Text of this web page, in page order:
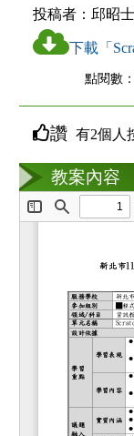
投稿者： 邱昭
下載「
點閱數
教案互
讚 有2個人
教案內容